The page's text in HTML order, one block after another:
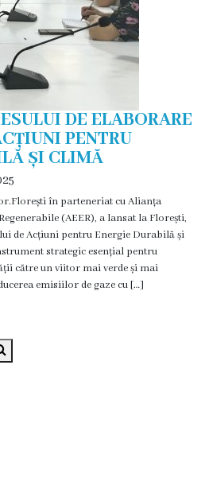
DE ELABORARE
PENTRU
ȘI CLIMĂ
în parteneriat cu Alianța
(AEER), a lansat la Florești,
de Acțiuni pentru Energie Durabilă și
strategic esențial pentru
către un viitor mai verde și mai
emisiilor de gaze cu […]